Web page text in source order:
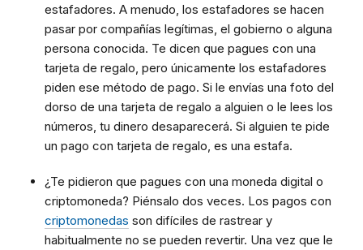
estafadores. A menudo, los estafadores se hacen
pasar por compañías legítimas, el gobierno o alguna
persona conocida. Te dicen que pagues con una
tarjeta de regalo, pero únicamente los estafadores
piden ese método de pago. Si le envías una foto del
dorso de una tarjeta de regalo a alguien o le lees los
números, tu dinero desaparecerá. Si alguien te pide
un pago con tarjeta de regalo, es una estafa.
¿Te pidieron que pagues con una moneda digital o
criptomoneda? Piénsalo dos veces. Los pagos con
criptomonedas son difíciles de rastrear y
habitualmente no se pueden revertir. Una vez que le